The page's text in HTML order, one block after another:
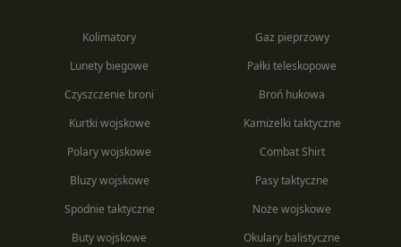
Kolimatory
Lunety biegowe
Czyszczenie broni
Gaz pieprzowy
Pałki teleskopowe
Broń hukowa
Kurtki wojskowe
Polary wojskowe
Bluzy wojskowe
Kamizelki taktyczne
Combat Shirt
Pasy taktyczne
Spodnie taktyczne
Buty wojskowe
Noże wojskowe
Okulary balistyczne